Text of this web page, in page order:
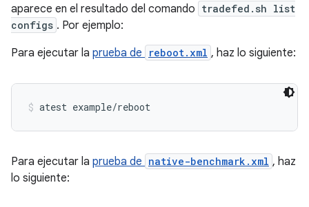
aparece en el resultado del comando tradefed.sh list
configs . Por ejemplo:
Para ejecutar la prueba de reboot.xml , haz lo siguiente:
atest example/reboot
Para ejecutar la prueba de native-benchmark.xml , haz
lo siguiente: